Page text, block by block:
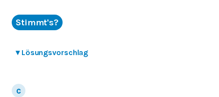
Stimmt's?
▾ Lösungsvorschlag